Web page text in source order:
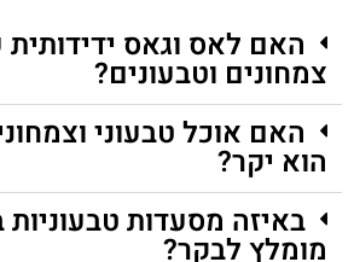
האם לאס וגאס ידידותית
צמחונים וטבעונים?
האם אוכל טבעוני
הוא יקר?
באיזה מסעדות
מומלץ לבקר?